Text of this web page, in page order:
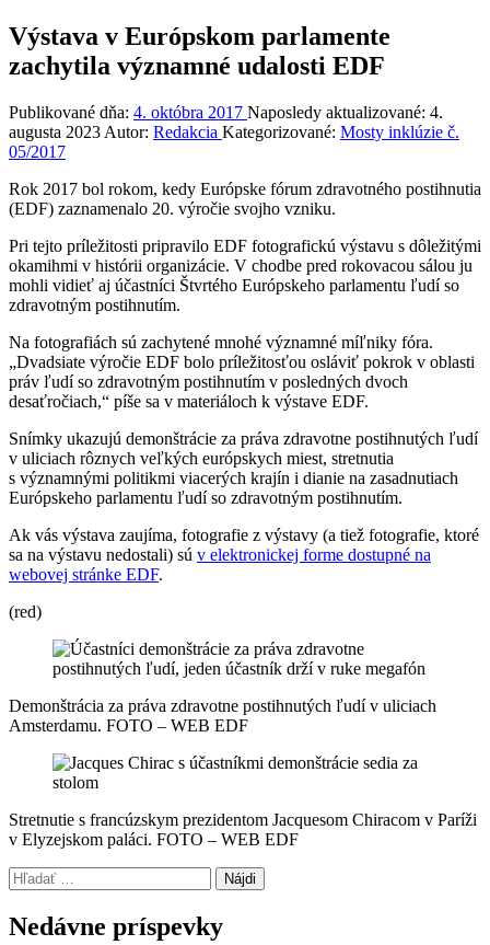
Výstava v Európskom parlamente
zachytila významné udalosti EDF
Publikované dňa: 4. októbra 2017 Naposledy aktualizované: 4.
augusta 2023 Autor: Redakcia Kategorizované: Mosty inklúzie č.
05/2017
Rok 2017 bol rokom, kedy Európske fórum zdravotného postihnutia
(EDF) zaznamenalo 20. výročie svojho vzniku.
Pri tejto príležitosti pripravilo EDF fotografickú výstavu s dôležitými
okamihmi v histórii organizácie. V chodbe pred rokovacou sálou ju
mohli vidieť aj účastníci Štvrtého Európskeho parlamentu ľudí so
zdravotným postihnutím.
Na fotografiách sú zachytené mnohé významné míľniky fóra.
„Dvadsiate výročie EDF bolo príležitosťou osláviť pokrok v oblasti
práv ľudí so zdravotným postihnutím v posledných dvoch
desaťročiach,“ píše sa v materiáloch k výstave EDF.
Snímky ukazujú demonštrácie za práva zdravotne postihnutých ľudí
v uliciach rôznych veľkých európskych miest, stretnutia
s významnými politikmi viacerých krajín i dianie na zasadnutiach
Európskeho parlamentu ľudí so zdravotným postihnutím.
Ak vás výstava zaujíma, fotografie z výstavy (a tiež fotografie, ktoré
sa na výstavu nedostali) sú v elektronickej forme dostupné na
webovej stránke EDF.
(red)
Demonštrácia za práva zdravotne postihnutých ľudí v uliciach
Amsterdamu. FOTO – WEB EDF
Stretnutie s francúzskym prezidentom Jacquesom Chiracom v Paríži
v Elyzejskom paláci. FOTO – WEB EDF
Preskočiť
späť
na
hlavnú
Hľadať:
Nedávne príspevky